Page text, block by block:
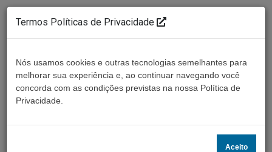
Termos Políticas de Privacidade
Nós usamos cookies e outras tecnologias semelhantes para
melhorar sua experiência e, ao continuar navegando você
concorda com as condições previstas na nossa Política de
Privacidade.
Aceito